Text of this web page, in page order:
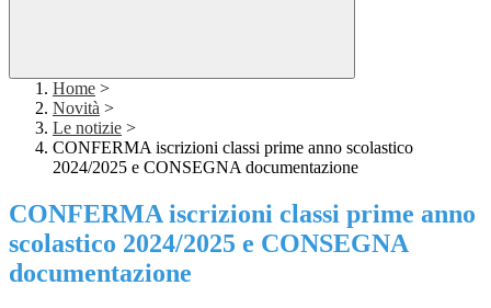
Home >
Novità >
Le notizie >
CONFERMA iscrizioni classi prime anno scolastico
2024/2025 e CONSEGNA documentazione
CONFERMA iscrizioni classi prime anno
scolastico 2024/2025 e CONSEGNA
documentazione